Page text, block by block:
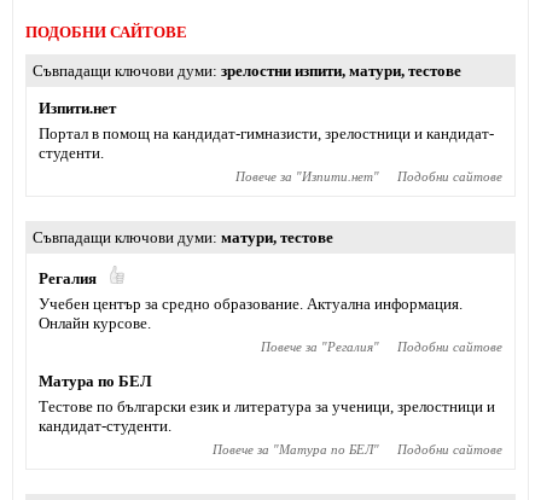
ПОДОБНИ САЙТОВЕ
Съвпадащи ключови думи зрелостни изпити, матури, тестове
Изпити.нет
Портал в помощ на кандидат-гимназисти, зрелостници и кандидат-
студенти.
Повече за "Изпити.нет" Подобни сайтове
Съвпадащи ключови думи матури, тестове
Регалия
Учебен център за средно образование. Актуална информация.
Онлайн курсове.
Повече за "Регалия" Подобни сайтове
Матура по БЕЛ
Тестове по български език и литература за ученици, зрелостници и
кандидат-студенти.
Повече за "Матура по БЕЛ" Подобни сайтове